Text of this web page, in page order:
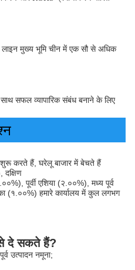
लाइन मुख्य भूमि चीन में एक सौ से अधिक
सफल व्यापारिक संबंध बनाने के लिए
करते हैं, घरेलू बाजार में बेचते हैं
पूर्वी एशिया (२.००%), मध्य पूर्व
(१.००%) हमारे कार्यालय में कुल लगभग
दे सकते हैं?
उत्पादन नमूना;